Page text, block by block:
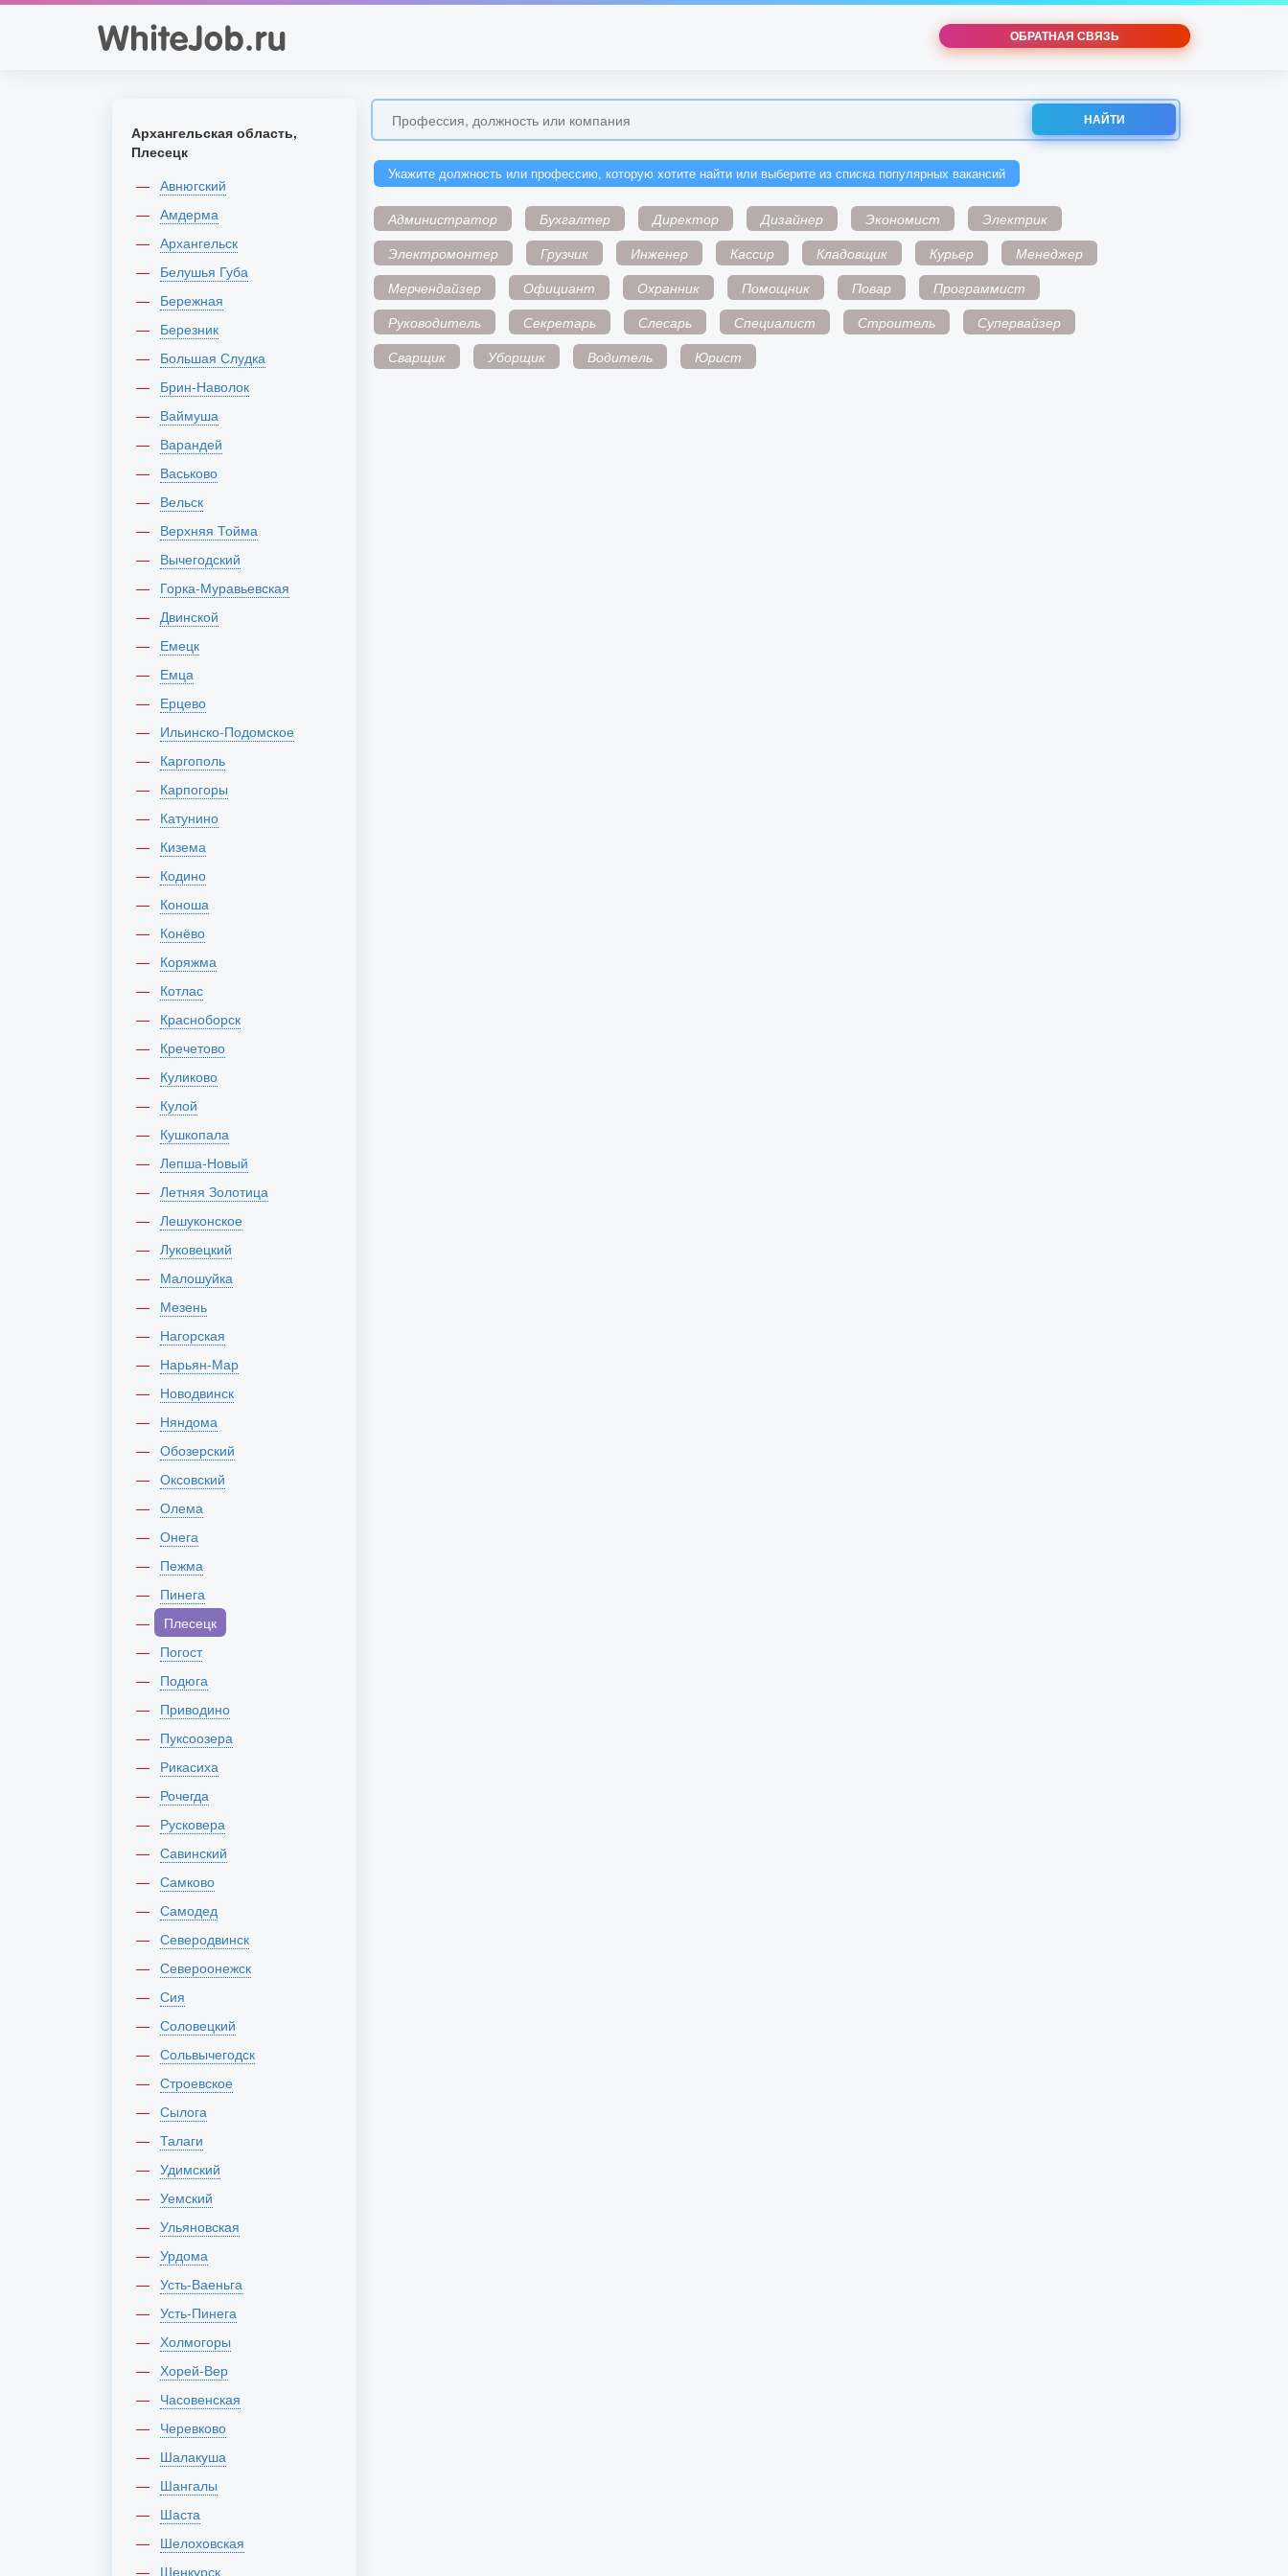
ОБРАТНАЯ СВЯЗЬ
НАЙТИ
Укажите должность или профессию, которую хотите найти или выберите из списка популярных вакансий
Администратор Бухгалтер Директор Дизайнер Экономист
Электрик
Электромонтер
Грузчик Инженер Кассир Кладовщик Курьер
Менеджер
Мерчендайзер
Официант Охранник Помощник Повар
Программист
Руководитель
Секретарь Слесарь Специалист Строитель
Супервайзер
Сварщик
Уборщик Водитель Юрист
Архангельская область,
Плесецк
Авнюгский
Амдерма
Архангельск
Белушья Губа
Бережная
Березник
Большая Слудка
Брин-Наволок
Ваймуша
Варандей
Васьково
Вельск
Верхняя Тойма
Вычегодский
Горка-Муравьевская
Двинской
Емецк
Емца
Ерцево
Ильинско-Подомское
Каргополь
Карпогоры
Катунино
Кизема
Кодино
Коноша
Конёво
Коряжма
Котлас
Красноборск
Кречетово
Куликово
Кулой
Кушкопала
Лепша-Новый
Летняя Золотица
Лешуконское
Луковецкий
Малошуйка
Мезень
Нагорская
Нарьян-Мар
Новодвинск
Няндома
Обозерский
Оксовский
Олема
Онега
Пежма
Пинега
Плесецк
Погост
Подюга
Приводино
Пуксоозера
Рикасиха
Рочегда
Русковера
Савинский
Самково
Самодед
Северодвинск
Североонежск
Сия
Соловецкий
Сольвычегодск
Строевское
Сылога
Талаги
Удимский
Уемский
Ульяновская
Урдома
Усть-Ваеньга
Усть-Пинега
Холмогоры
Хорей-Вер
Часовенская
Черевково
Шалакуша
Шангалы
Шаста
Шелоховская
Шенкурск